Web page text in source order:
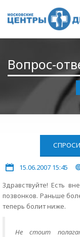
Вопрос-
15.06.2007 15:45
Здравствуйте! Есть
позвонков. Раньше
теперь болит ниже.
Не стоит